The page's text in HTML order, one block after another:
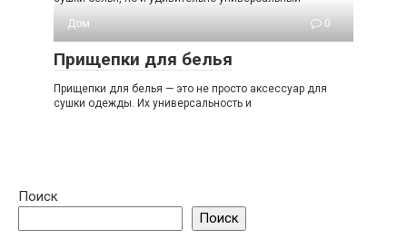
Дом
0
Прищепки для белья
Прищепки для белья — это не просто аксессуар для
сушки одежды. Их универсальность и
Поиск
Поиск